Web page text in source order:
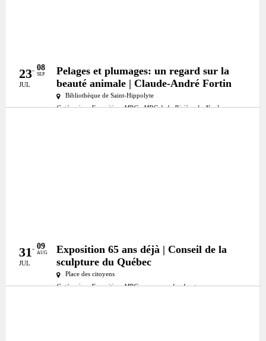
23
JUL
08
SEP
Pelages et plumages: un regard sur la
beauté animale | Claude-André Fortin
Bibliothèque de Saint-Hippolyte
Catégories: Exposition MRC: MRC de la Rivière-du-Nord
31
JUL
09
AUG
Exposition 65 ans déjà | Conseil de la
sculpture du Québec
Place des citoyens
Catégories: Exposition MRC: mrc-pays-den-haut